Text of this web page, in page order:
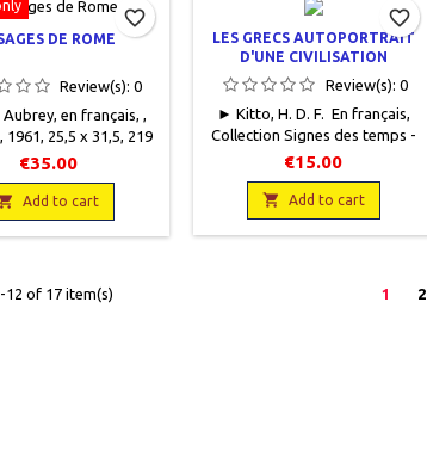
DE ROME
Review(s):0
en français, ,
1961, 25,5 x 31,5, 219
Très bon
sur le premier plat,
par un rhodoïd
transparent.
€35.00
Add to cart
favorite_border
LES GRECS AUTOPORTRAIT
D'UNE CIVILISATION
Review(s): 0
► Kitto, H. D. F. En français,
Collection Signes des temps -
IV, Arthaud, 1959, 16 x 21, 332
Ouvrage en parfait état avec sa
jaquette d'origine illustrée.
Intérieur non coupé. Papier
€15.00
 Add to cart
favorite_border
12 of 17 item(s) 1 2